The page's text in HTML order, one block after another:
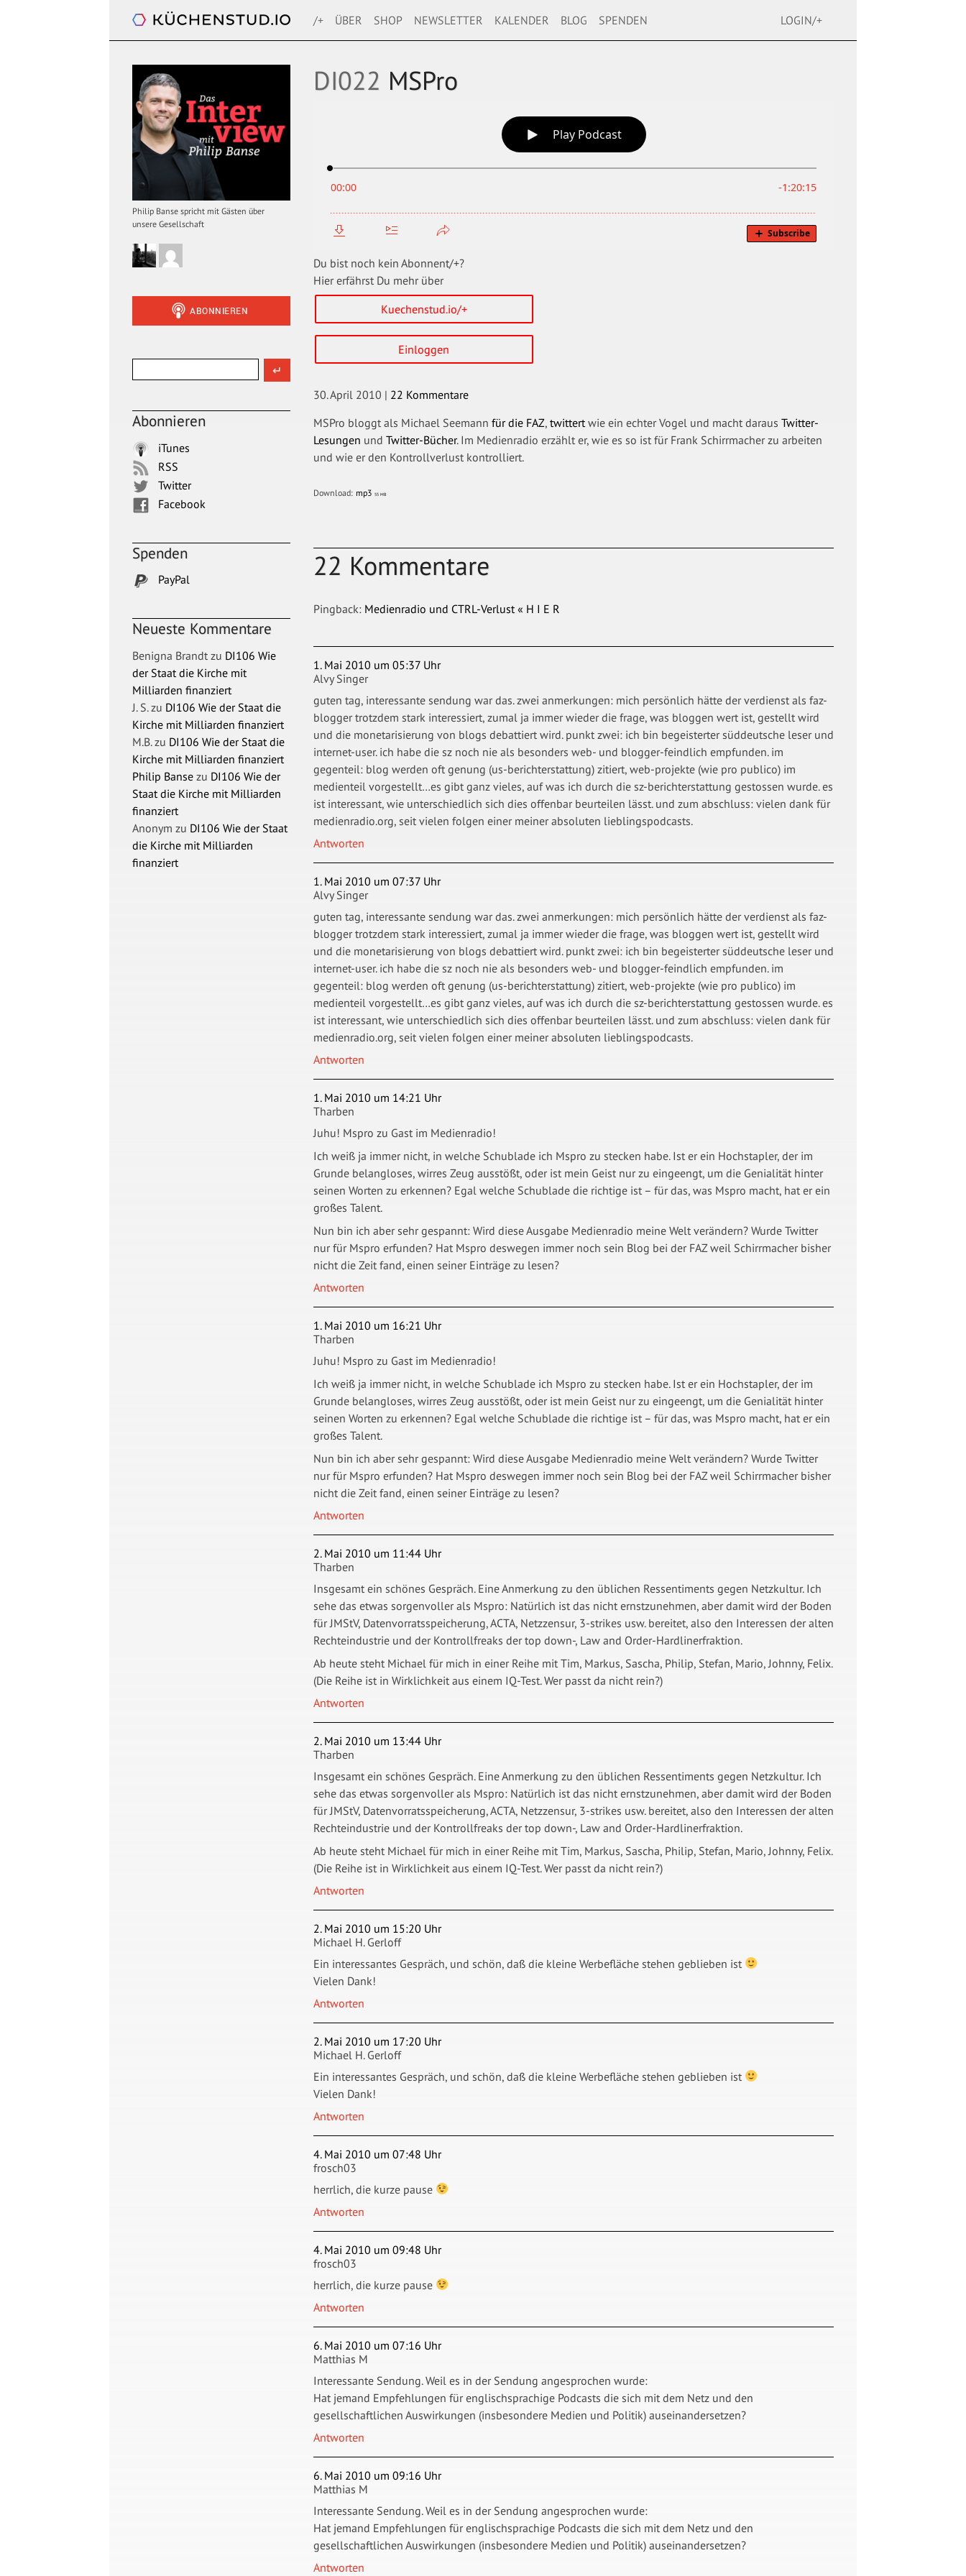
Das Interview. Mit Philip Banse
/+ ÜBER SHOP NEWSLETTER KALENDER BLOG SPENDEN LOGIN/+
DI022 MSPro
Du bist noch kein Abonnent/+?
Hier erfährst Du mehr über
Kuechenstud.io/+
Einloggen
30. April 2010 | 22 Kommentare
MSPro bloggt als Michael Seemann für die FAZ, twittert wie ein echter Vogel und macht daraus Twitter-
Lesungen und Twitter-Bücher. Im Medienradio erzählt er, wie es so ist für Frank Schirrmacher zu arbeiten
und wie er den Kontrollverlust kontrolliert.
Download: mp3 55 MB
22 Kommentare
Pingback: Medienradio und CTRL-Verlust « H I E R
1. Mai 2010 um 05:37 Uhr
Alvy Singer
guten tag, interessante sendung war das. zwei anmerkungen: mich persönlich hätte der verdienst als faz-
blogger trotzdem stark interessiert, zumal ja immer wieder die frage, was bloggen wert ist, gestellt wird
und die monetarisierung von blogs debattiert wird. punkt zwei: ich bin begeisterter süddeutsche leser und
internet-user. ich habe die sz noch nie als besonders web- und blogger-feindlich empfunden. im
gegenteil: blog werden oft genung (us-berichterstattung) zitiert, web-projekte (wie pro publico) im
medienteil vorgestellt…es gibt ganz vieles, auf was ich durch die sz-berichterstattung gestossen wurde. es
ist interessant, wie unterschiedlich sich dies offenbar beurteilen lässt. und zum abschluss: vielen dank für
medienradio.org, seit vielen folgen einer meiner absoluten lieblingspodcasts.
Antworten
1. Mai 2010 um 07:37 Uhr
Alvy Singer
guten tag, interessante sendung war das. zwei anmerkungen: mich persönlich hätte der verdienst als faz-
blogger trotzdem stark interessiert, zumal ja immer wieder die frage, was bloggen wert ist, gestellt wird
und die monetarisierung von blogs debattiert wird. punkt zwei: ich bin begeisterter süddeutsche leser und
internet-user. ich habe die sz noch nie als besonders web- und blogger-feindlich empfunden. im
gegenteil: blog werden oft genung (us-berichterstattung) zitiert, web-projekte (wie pro publico) im
medienteil vorgestellt…es gibt ganz vieles, auf was ich durch die sz-berichterstattung gestossen wurde. es
ist interessant, wie unterschiedlich sich dies offenbar beurteilen lässt. und zum abschluss: vielen dank für
medienradio.org, seit vielen folgen einer meiner absoluten lieblingspodcasts.
Antworten
1. Mai 2010 um 14:21 Uhr
Tharben
Juhu! Mspro zu Gast im Medienradio!
Ich weiß ja immer nicht, in welche Schublade ich Mspro zu stecken habe. Ist er ein Hochstapler, der im
Grunde belangloses, wirres Zeug ausstößt, oder ist mein Geist nur zu eingeengt, um die Genialität hinter
seinen Worten zu erkennen? Egal welche Schublade die richtige ist – für das, was Mspro macht, hat er ein
großes Talent.
Nun bin ich aber sehr gespannt: Wird diese Ausgabe Medienradio meine Welt verändern? Wurde Twitter
nur für Mspro erfunden? Hat Mspro deswegen immer noch sein Blog bei der FAZ weil Schirrmacher bisher
nicht die Zeit fand, einen seiner Einträge zu lesen?
Antworten
1. Mai 2010 um 16:21 Uhr
Tharben
Juhu! Mspro zu Gast im Medienradio!
Ich weiß ja immer nicht, in welche Schublade ich Mspro zu stecken habe. Ist er ein Hochstapler, der im
Grunde belangloses, wirres Zeug ausstößt, oder ist mein Geist nur zu eingeengt, um die Genialität hinter
seinen Worten zu erkennen? Egal welche Schublade die richtige ist – für das, was Mspro macht, hat er ein
großes Talent.
Nun bin ich aber sehr gespannt: Wird diese Ausgabe Medienradio meine Welt verändern? Wurde Twitter
nur für Mspro erfunden? Hat Mspro deswegen immer noch sein Blog bei der FAZ weil Schirrmacher bisher
nicht die Zeit fand, einen seiner Einträge zu lesen?
Antworten
2. Mai 2010 um 11:44 Uhr
Tharben
Insgesamt ein schönes Gespräch. Eine Anmerkung zu den üblichen Ressentiments gegen Netzkultur. Ich
sehe das etwas sorgenvoller als Mspro: Natürlich ist das nicht ernstzunehmen, aber damit wird der Boden
für JMStV, Datenvorratsspeicherung, ACTA, Netzzensur, 3-strikes usw. bereitet, also den Interessen der alten
Rechteindustrie und der Kontrollfreaks der top down-, Law and Order-Hardlinerfraktion.
Ab heute steht Michael für mich in einer Reihe mit Tim, Markus, Sascha, Philip, Stefan, Mario, Johnny, Felix.
(Die Reihe ist in Wirklichkeit aus einem IQ-Test. Wer passt da nicht rein?)
Antworten
2. Mai 2010 um 13:44 Uhr
Tharben
Insgesamt ein schönes Gespräch. Eine Anmerkung zu den üblichen Ressentiments gegen Netzkultur. Ich
sehe das etwas sorgenvoller als Mspro: Natürlich ist das nicht ernstzunehmen, aber damit wird der Boden
für JMStV, Datenvorratsspeicherung, ACTA, Netzzensur, 3-strikes usw. bereitet, also den Interessen der alten
Rechteindustrie und der Kontrollfreaks der top down-, Law and Order-Hardlinerfraktion.
Ab heute steht Michael für mich in einer Reihe mit Tim, Markus, Sascha, Philip, Stefan, Mario, Johnny, Felix.
(Die Reihe ist in Wirklichkeit aus einem IQ-Test. Wer passt da nicht rein?)
Antworten
2. Mai 2010 um 15:20 Uhr
Michael H. Gerloff
Ein interessantes Gespräch, und schön, daß die kleine Werbefläche stehen geblieben ist
Vielen Dank!
Antworten
2. Mai 2010 um 17:20 Uhr
Michael H. Gerloff
Ein interessantes Gespräch, und schön, daß die kleine Werbefläche stehen geblieben ist
Vielen Dank!
Antworten
4. Mai 2010 um 07:48 Uhr
frosch03
herrlich, die kurze pause
Antworten
4. Mai 2010 um 09:48 Uhr
frosch03
herrlich, die kurze pause
Antworten
6. Mai 2010 um 07:16 Uhr
Matthias M
Interessante Sendung. Weil es in der Sendung angesprochen wurde:
Hat jemand Empfehlungen für englischsprachige Podcasts die sich mit dem Netz und den
gesellschaftlichen Auswirkungen (insbesondere Medien und Politik) auseinandersetzen?
Antworten
6. Mai 2010 um 09:16 Uhr
Matthias M
Interessante Sendung. Weil es in der Sendung angesprochen wurde:
Hat jemand Empfehlungen für englischsprachige Podcasts die sich mit dem Netz und den
gesellschaftlichen Auswirkungen (insbesondere Medien und Politik) auseinandersetzen?
Antworten
Philip Banse spricht mit Gästen über
unsere Gesellschaft
Abonnieren
iTunes
RSS
Twitter
Facebook
Spenden
PayPal
Neueste Kommentare
Benigna Brandt zu DI106 Wie
der Staat die Kirche mit
Milliarden finanziert
J. S.zu DI106 Wie der Staat die
Kirche mit Milliarden finanziert
M.B.zu DI106 Wie der Staat die
Kirche mit Milliarden finanziert
Philip Banse zu DI106 Wie der
Staat die Kirche mit Milliarden
finanziert
Anonym zu DI106 Wie der Staat
die Kirche mit Milliarden
finanziert